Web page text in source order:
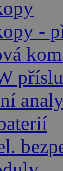
-